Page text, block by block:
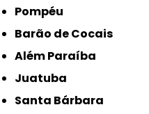
Pompéu
Barão de Cocais
Além Paraíba
Juatuba
Santa Bárbara